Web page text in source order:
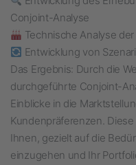
Conjoint-Analyse
Technische Analyse
Entwicklung von
Das Ergebnis: Durch die
durchgeführte Conjoint-
Einblicke in die
Kundenpräferenzen.
Ihnen, gezielt auf die
einzugehen und Ihr